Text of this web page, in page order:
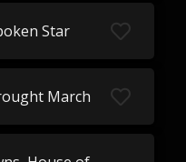
Star
March